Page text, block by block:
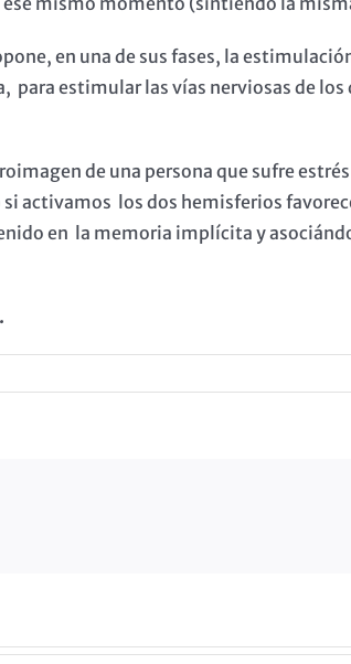
en una de sus fases, la
estimular las vías nerviosas de
de una persona que sufre
activamos los dos hemisferios
en la memoria implícita y